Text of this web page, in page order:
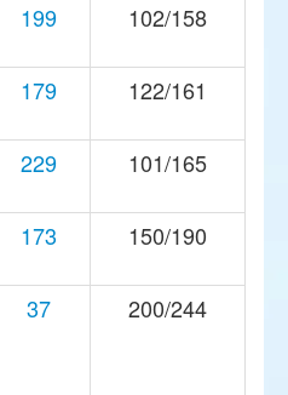
199 102/158
179 122/161
229 101/165
173 150/190
37 200/244